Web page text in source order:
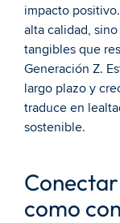
impacto
alta calidad,
tangibles que
Generación Z.
largo plazo y
traduce en
sostenible.
como